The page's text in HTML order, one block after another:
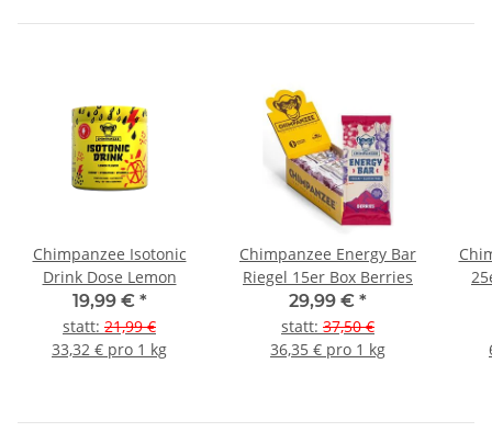
Chimpanzee Isotonic
Drink Dose Lemon
19,99 € *
statt: 21,99 €
33,32 € pro 1 kg
Chimpanzee Energy Bar
Riegel 15er Box Berries
29,99 € *
statt: 37,50 €
36,35 € pro 1 kg